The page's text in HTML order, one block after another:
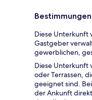
Bestimmungen
Diese Unterkunft
Gastgeber
gewerblichen,
Diese Unterkunft
oder Terrassen,
geeignet sind.
der Ankunft